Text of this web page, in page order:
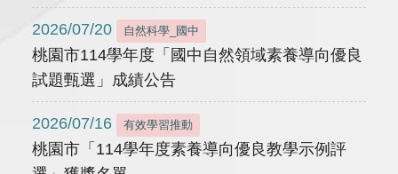
2026/07/20 自然科學_國中
桃園市114學年度「國中自然領域素養導向優良
試題甄選」成績公告
2026/07/16 有效學習推動
桃園市「114學年度素養導向優良教學示例評